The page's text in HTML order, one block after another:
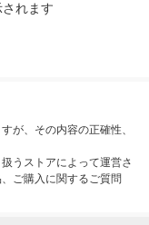
れます
が、その内容の正確性、
うストアによって運営さ
ご購入に関するご質問